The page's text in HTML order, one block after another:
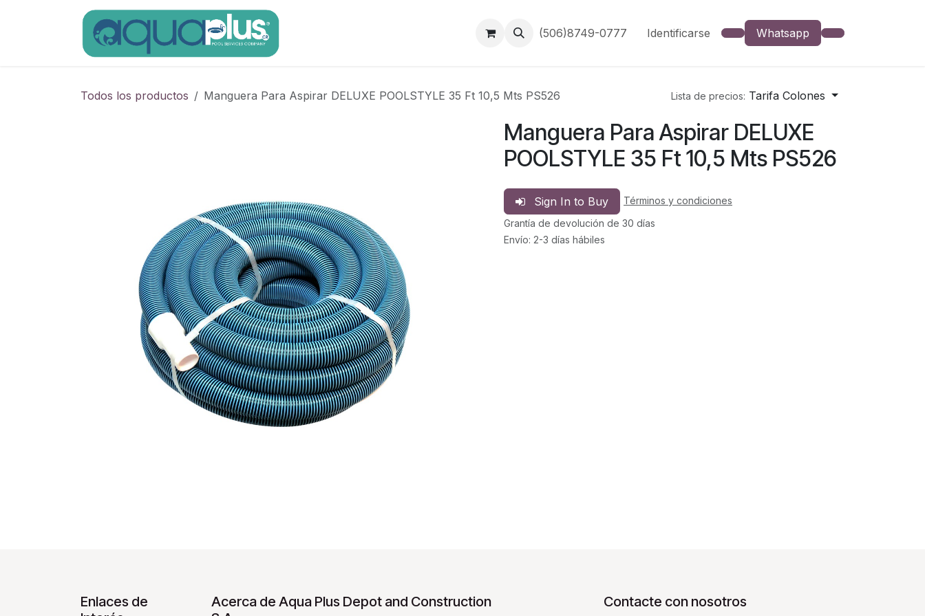
(506)8749-0777 Identificarse Whatsapp
Todos los productos Manguera Para Aspirar DELUXE POOLSTYLE 35 Ft 10,5 Mts PS526 Lista de precios: Tarifa Colones
Manguera Para Aspirar DELUXE
POOLSTYLE 35 Ft 10,5 Mts PS526
Sign In to Buy
Términos y condiciones
Grantía de devolución de 30 días
Envío: 2-3 días hábiles
Enlaces de
Acerca de Aqua Plus Depot and Construction
Contacte con nosotros